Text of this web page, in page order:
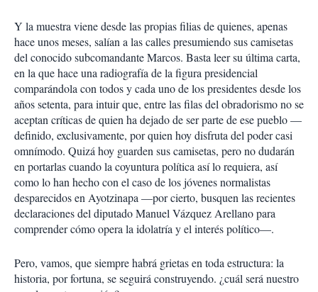
Y la muestra viene desde las propias filias de quienes, apenas
hace unos meses, salían a las calles presumiendo sus camisetas
del conocido subcomandante Marcos. Basta leer su última carta,
en la que hace una radiografía de la figura presidencial
comparándola con todos y cada uno de los presidentes desde los
años setenta, para intuir que, entre las filas del obradorismo no se
aceptan críticas de quien ha dejado de ser parte de ese pueblo —
definido, exclusivamente, por quien hoy disfruta del poder casi
omnímodo. Quizá hoy guarden sus camisetas, pero no dudarán
en portarlas cuando la coyuntura política así lo requiera, así
como lo han hecho con el caso de los jóvenes normalistas
desparecidos en Ayotzinapa —por cierto, busquen las recientes
declaraciones del diputado Manuel Vázquez Arellano para
comprender cómo opera la idolatría y el interés político—.
Pero, vamos, que siempre habrá grietas en toda estructura: la
historia, por fortuna, se seguirá construyendo. ¿cuál será nuestro